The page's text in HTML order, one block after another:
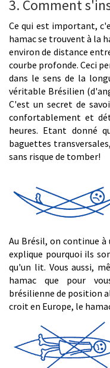
3. Comment
Ce qui est important,
hamac se trouvent à la
environ de distance
courbe profonde. Ceci
dans le sens de la
véritable Brésilien
C'est un secret de
confortablement et
heures. Etant donné
baguettes
sans risque de tomber!
Au Brésil, on continue
explique pourquoi ils
qu'un lit. Vous aussi,
hamac que pour
brésilienne de position
croit en Europe, le